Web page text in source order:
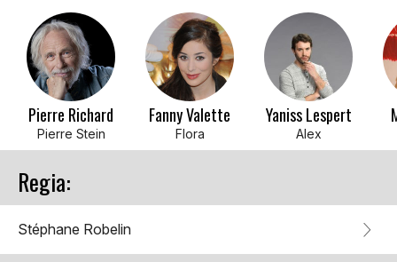
Pierre Richard
Pierre Stein
Fanny Valette
Flora
Yaniss Lespert
Alex
Regia:
Stéphane Robelin